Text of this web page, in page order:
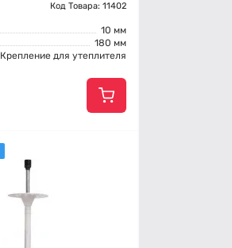
Код Товара: 11402
10 мм
180 мм
Крепление для утеплителя